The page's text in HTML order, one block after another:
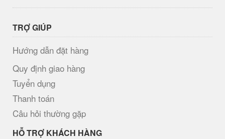
TRỢ GIÚP
Hướng dẫn đặt hàng
Quy định giao hàng
Tuyển dụng
Thanh toán
Câu hỏi thường gặp
HỖ TRỢ KHÁCH HÀNG